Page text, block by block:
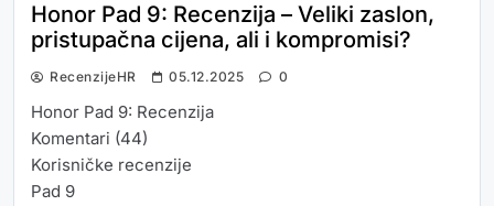
Honor Pad 9: Recenzija – Veliki zaslon,
pristupačna cijena, ali i kompromisi?
RecenzijeHR 05.12.2025 0
Honor Pad 9: Recenzija
Komentari (44)
Korisničke recenzije
Pad 9